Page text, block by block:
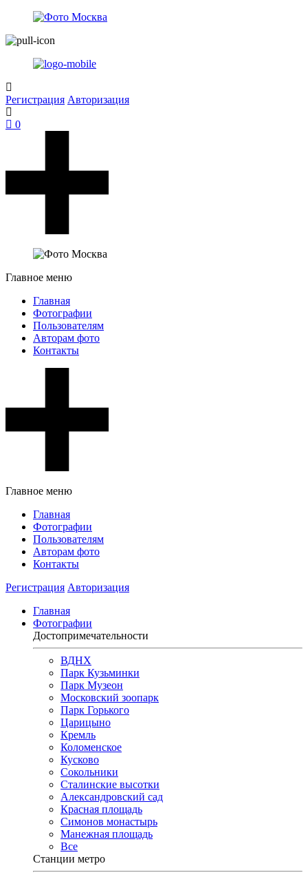
Регистрация Авторизация
0
Главное меню
Главная
Фотографии
Пользователям
Авторам фото
Контакты
Главное меню
Главная
Фотографии
Пользователям
Авторам фото
Контакты
Регистрация Авторизация
Главная
Фотографии
Достопримечательности
ВДНХ
Парк Кузьминки
Парк Музеон
Московский зоопарк
Парк Горького
Царицыно
Кремль
Коломенское
Кусково
Сокольники
Сталинские высотки
Александровский сад
Красная площадь
Симонов монастырь
Манежная площадь
Все
Станции метро